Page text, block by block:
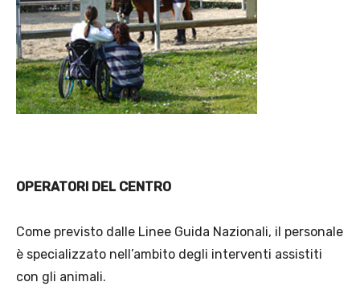
OPERATORI DEL CENTRO
Come previsto dalle Linee Guida Nazionali, il personale
è specializzato nell’ambito degli interventi assistiti
con gli animali.